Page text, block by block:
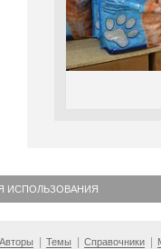
ИСПОЛЬЗОВАНИЯ
Авторы Темы Справочники